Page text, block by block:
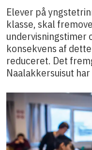
Elever på
klasse, skal
undervisningstimer
konsekvens af
reduceret. Det
Naalakkersuisut